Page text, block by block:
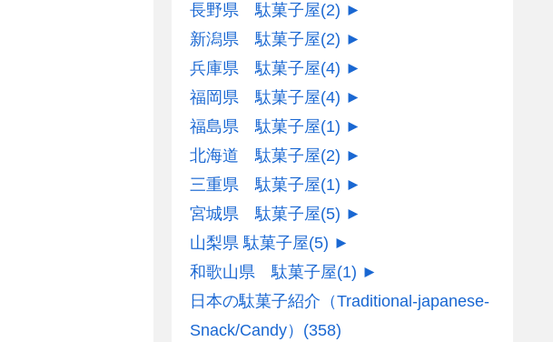
長野県 駄菓子屋(2) ►
新潟県 駄菓子屋(2) ►
兵庫県 駄菓子屋(4) ►
福岡県 駄菓子屋(4) ►
福島県 駄菓子屋(1) ►
北海道 駄菓子屋(2) ►
三重県 駄菓子屋(1) ►
宮城県 駄菓子屋(5) ►
山梨県 駄菓子屋(5) ►
和歌山県 駄菓子屋(1) ►
日本の駄菓子紹介（Traditional-japanese-
Snack/Candy） (358)